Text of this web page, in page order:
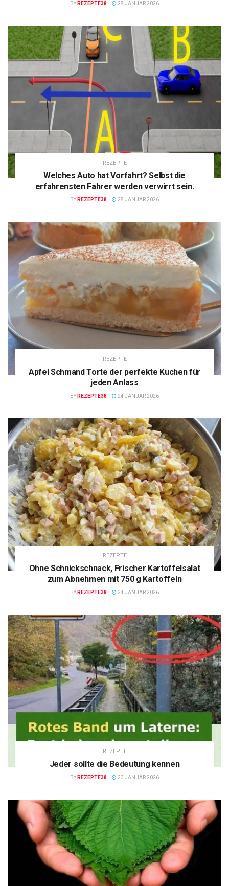
BY REZEPTE38 28 JANUAR 2026
REZEPTE
Welches Auto hat Vorfahrt? Selbst die
erfahrensten Fahrer werden verwirrt sein.
BY REZEPTE38 28 JANUAR 2026
REZEPTE
Apfel Schmand Torte der perfekte Kuchen für
jeden Anlass
BY REZEPTE38 24 JANUAR 2026
REZEPTE
Ohne Schnickschnack, Frischer Kartoffelsalat
zum Abnehmen mit 750 g Kartoffeln
BY REZEPTE38 24 JANUAR 2026
REZEPTE
Jeder sollte die Bedeutung kennen
BY REZEPTE38 23 JANUAR 2026